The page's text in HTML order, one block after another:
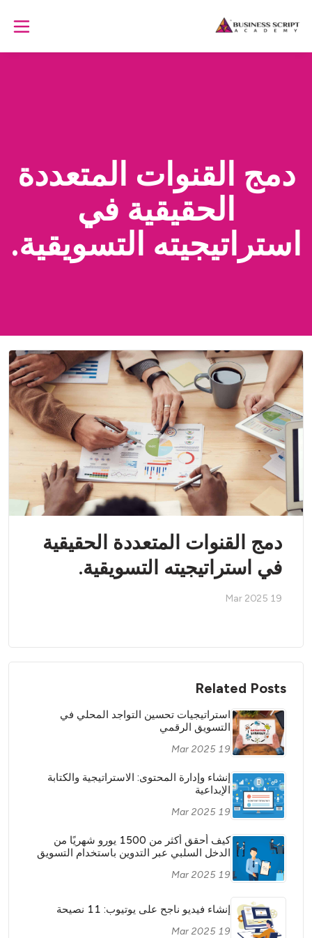
دمج القنوات المتعددة
الحقيقية في
استراتيجيته التسويقية.
دمج القنوات المتعددة الحقيقية
في استراتيجيته التسويقية.
19 Mar 2025
Related Posts
استراتيجيات تحسين التواجد المحلي في
التسويق الرقمي
19 Mar 2025
إنشاء وإدارة المحتوى: الاستراتيجية والكتابة
الإبداعية
19 Mar 2025
كيف أحقق أكثر من 1500 يورو شهريًا من
الدخل السلبي عبر التدوين باستخدام التسويق
19 Mar 2025
إنشاء فيديو ناجح على يوتيوب: 11 نصيحة
19 Mar 2025